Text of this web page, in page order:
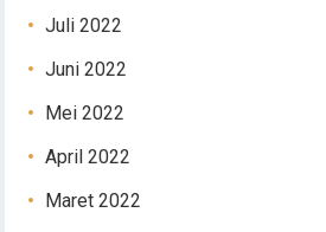
Juli 2022
Juni 2022
Mei 2022
April 2022
Maret 2022